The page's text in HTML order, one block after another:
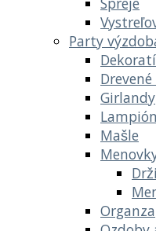
Party
Girlandy
Mašle
Organza